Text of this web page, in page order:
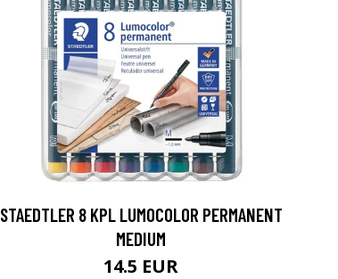
STAEDTLER 8 KPL LUMOCOLOR PERMANENT
MEDIUM
14.5 EUR